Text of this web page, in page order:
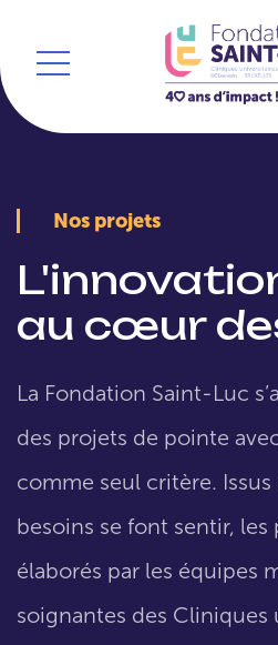
Nos projets
au cœur
La Fondation Saint-Luc
des projets de pointe
comme seul critère.
besoins se font sentir, les
élaborés par les équipes
soignantes des Cliniques